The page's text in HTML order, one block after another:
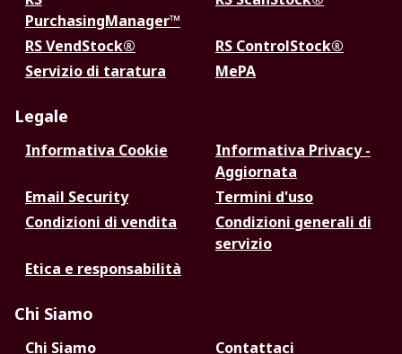
PurchasingManager™
RS VendStock®
RS ControlStock®
Servizio di taratura
MePA
Legale
Informativa Cookie
Informativa Privacy -
Aggiornata
Email Security
Termini d'uso
Condizioni di vendita
Condizioni generali di
servizio
Etica e responsabilità
Chi Siamo
Chi Siamo Contattaci